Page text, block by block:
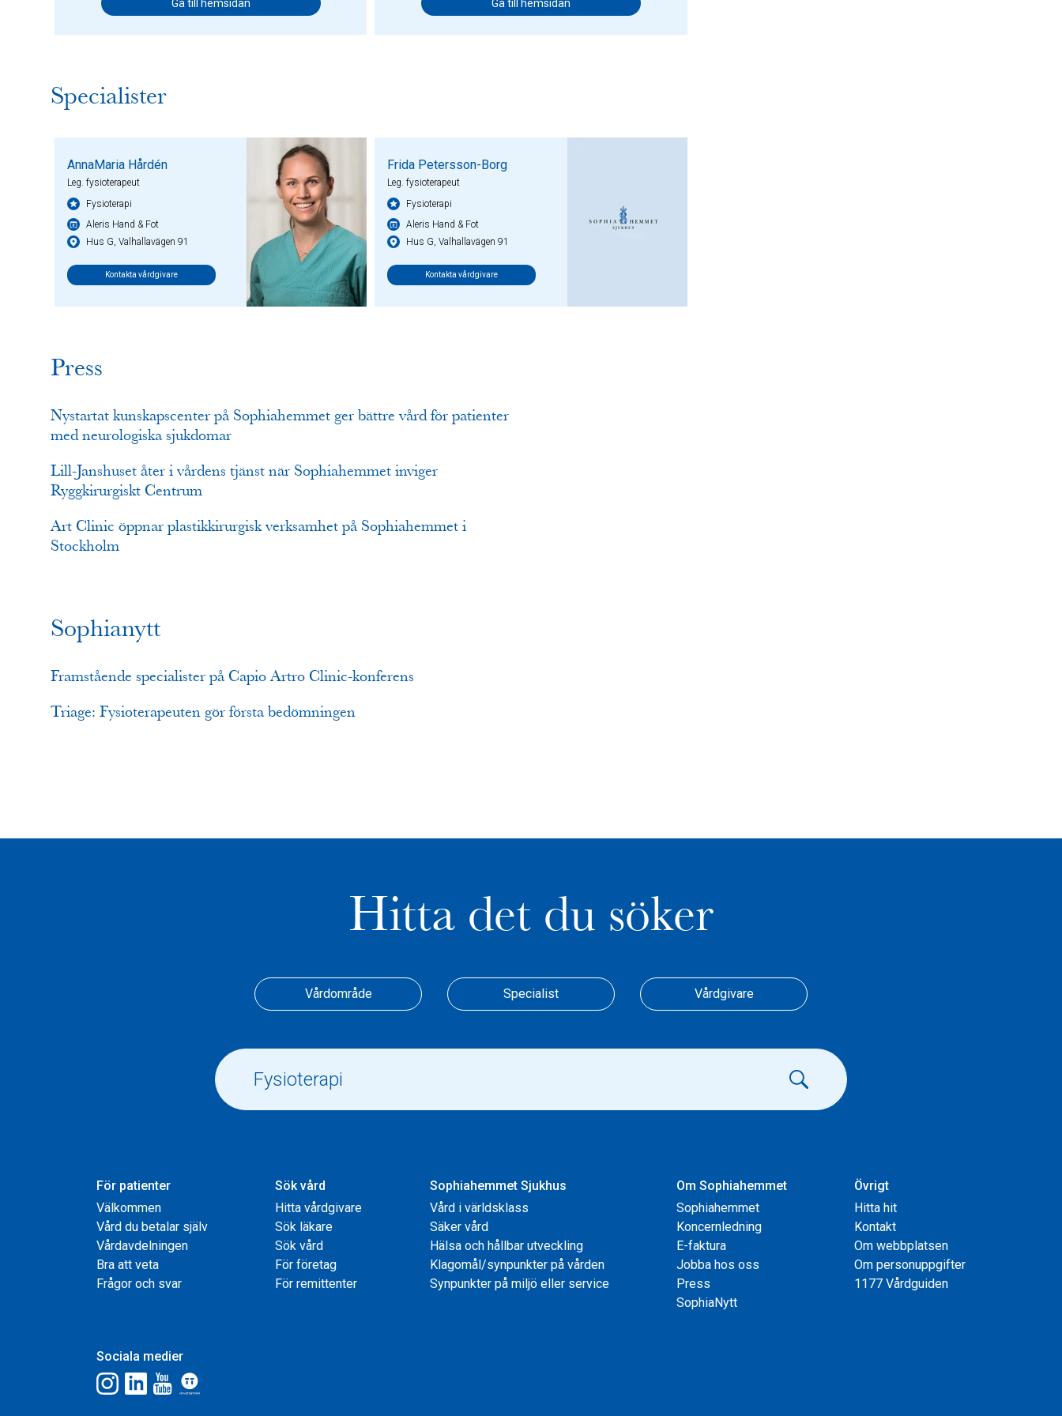
Gå till hemsidan Gå till hemsidan
Specialister
AnnaMaria Hårdén
Leg. fysioterapeut
Fysioterapi
Aleris Hand & Fot
Hus G, Valhallavägen 91
Kontakta vårdgivare
Frida Petersson-Borg
Leg. fysioterapeut
Fysioterapi
Aleris Hand & Fot
Hus G, Valhallavägen 91
Kontakta vårdgivare
Press
Nystartat kunskapscenter på Sophiahemmet ger bättre vård för patienter
med neurologiska sjukdomar
Lill-Janshuset åter i vårdens tjänst när Sophiahemmet inviger
Ryggkirurgiskt Centrum
Art Clinic öppnar plastikkirurgisk verksamhet på Sophiahemmet i
Stockholm
Sophianytt
Framstående specialister på Capio Artro Clinic-konferens
Triage: Fysioterapeuten gör första bedömningen
Hitta det du söker
Vårdområde Specialist Vårdgivare
För patienter
Välkommen
Vård du betalar själv
Vårdavdelningen
Bra att veta
Frågor och svar
Sök vård
Hitta vårdgivare
Sök läkare
Sök vård
För företag
För remittenter
Sophiahemmet Sjukhus
Vård i världsklass
Säker vård
Hälsa och hållbar utveckling
Klagomål/synpunkter på vården
Synpunkter på miljö eller service
Om Sophiahemmet
Sophiahemmet
Koncernledning
E-faktura
Jobba hos oss
Press
SophiaNytt
Övrigt
Hitta hit
Kontakt
Om webbplatsen
Om personuppgifter
1177 Vårdguiden
Sociala medier